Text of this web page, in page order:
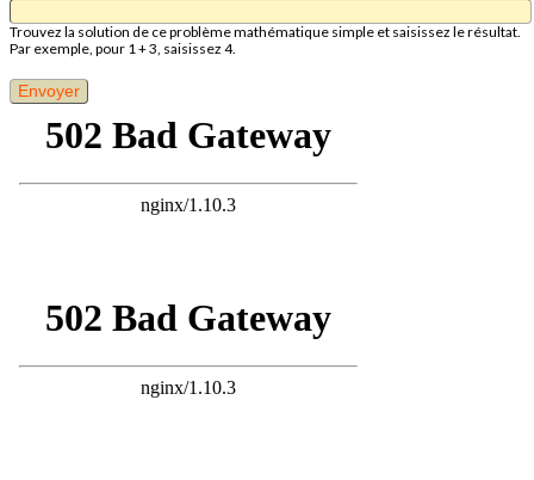
Trouvez la solution de ce problème mathématique simple et saisissez le résultat.
Par exemple, pour 1 + 3, saisissez 4.